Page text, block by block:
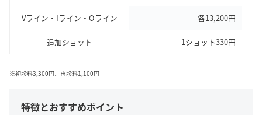
Vライン・Iライン・Oライン 各13,200円
追加ショット 1ショット330円
※初診料3,300円、再診料1,100円
特徴とおすすめポイント